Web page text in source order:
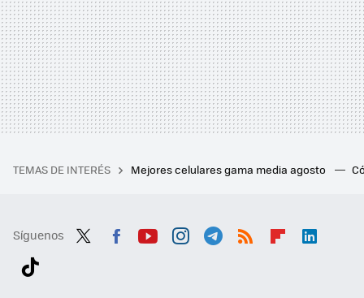
TEMAS DE INTERÉS Mejores celulares gama media agosto
Síguenos